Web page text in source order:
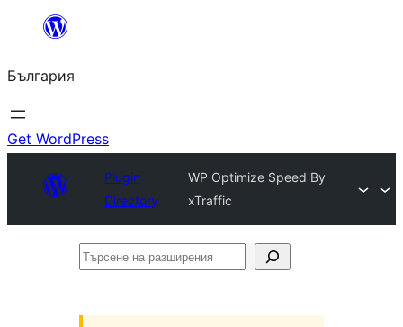
България
Get WordPress
Plugin
Directory
WP Optimize Speed By
xTraffic
Търсене